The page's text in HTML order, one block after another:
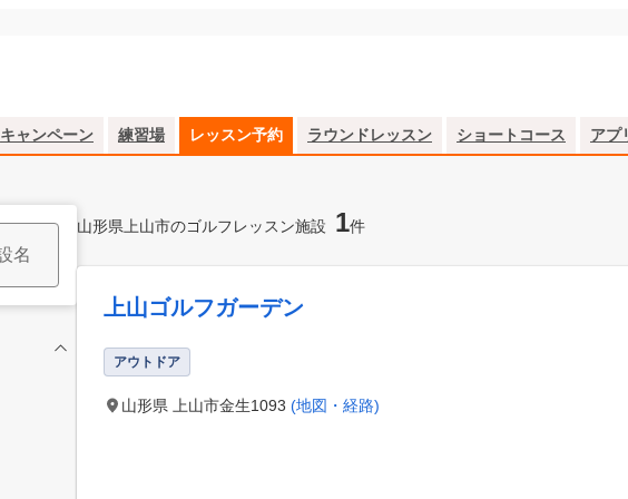
キャンペーン 練習場 レッスン予約 ラウンドレッスン ショートコース アプ
山形県上山市のゴルフレッスン施設 1件
上山ゴルフガーデン
アウトドア
山形県 上山市金生1093 (地図・経路)